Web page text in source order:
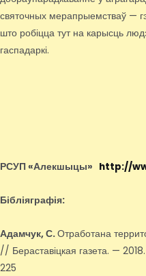
святочных мерапрыемстваў —
што робіцца тут на карысць
гаспадаркі.
РСУП «Алекшыцы» http://
Бібліяграфія:
Адамчук, С.Отработана
// Бераставіцкая газета. —
225